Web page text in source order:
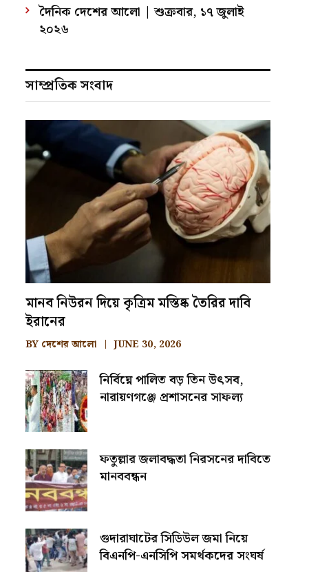
দৈনিক দেশের আলো | শুক্রবার, ১৭ জুলাই
২০২৬
সাম্প্রতিক সংবাদ
মানব নিউরন দিয়ে কৃত্রিম মস্তিষ্ক তৈরির দাবি
ইরানের
BY দেশের আলো JUNE 30, 2026
নির্বিঘ্নে পালিত বড় তিন উৎসব,
নারায়ণগঞ্জে প্রশাসনের সাফল্য
ফতুল্লার জলাবদ্ধতা নিরসনের দাবিতে
মানববন্ধন
গুদারাঘাটের সিডিউল জমা নিয়ে
বিএনপি-এনসিপি সমর্থকদের সংঘর্ষ